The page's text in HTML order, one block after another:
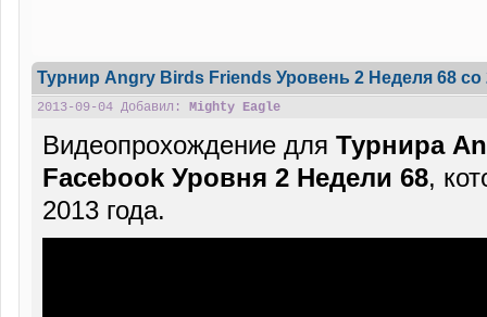
Турнир Angry Birds Friends Уровень 2 Неделя 68 cо
2013-09-04 Добавил: Mighty Eagle
Видеопрохождение для Турнира
Facebook Уровня 2 Недели 68,
2013 года.